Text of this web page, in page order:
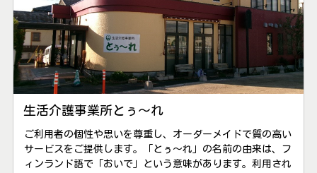
生活介護事業所とぅ〜れ
ご利用者の個性や思いを尊重し、オーダーメイドで質の高い
サービスをご提供します。「とぅ～れ」の名前の由来は、フ
ィンランド語で「おいで」という意味があります。利用され